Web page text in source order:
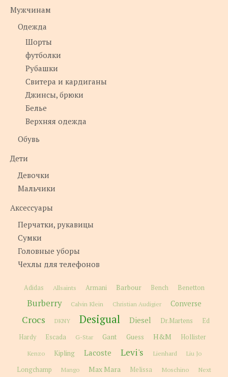
Мужчинам
Одежда
Шорты
футболки
Рубашки
Свитера и кардиганы
Джинсы, брюки
Белье
Верхняя одежда
Обувь
Дети
Девочки
Мальчики
Аксессуары
Перчатки, рукавицы
Сумки
Головные уборы
Чехлы для телефонов
Adidas Allsaints Armani Barbour Bench Benetton
Burberry Calvin Klein Christian Audigier Converse
Crocs DKNY Desigual Diesel Dr.Martens
Ed
Hardy
Escada G-Star Gant Guess H&M Hollister
Kenzo Kipling Lacoste Levi's Lienhard Liu Jo
Longchamp Mango Max Mara Melissa Moschino
Next